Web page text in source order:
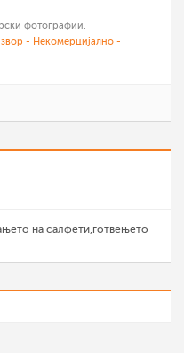
фотографии.
- Некомерцијално -
на салфети,готвењето